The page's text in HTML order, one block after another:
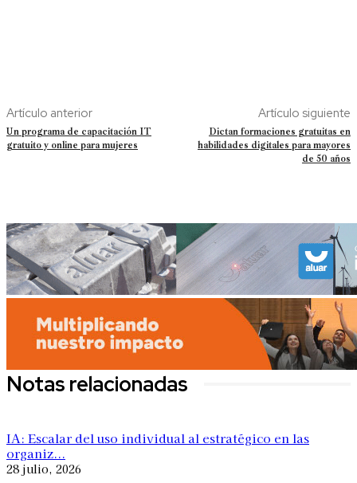
Artículo anterior
Un programa de capacitación IT
gratuito y online para mujeres
Artículo siguiente
Dictan formaciones gratuitas en
habilidades digitales para mayores
de 50 años
Notas relacionadas
IA: Escalar del uso individual al estratégico en las
organiz...
28 julio, 2026